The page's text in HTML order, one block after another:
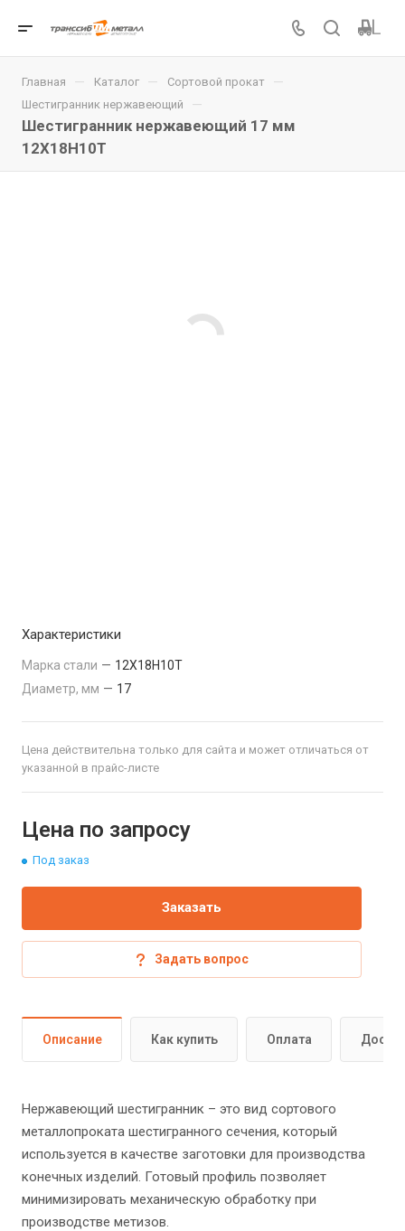
Главная — Каталог — Сортовой прокат —
Шестигранник нержавеющий —
Шестигранник нержавеющий 17 мм
12Х18Н10Т
Характеристики
Марка стали — 12Х18Н10Т
Диаметр, мм — 17
Цена действительна только для сайта и может отличаться от
указанной в прайс-листе
Цена по запросу
Под заказ
Заказать
Задать вопрос
Описание Как купить Оплата
Нержавеющий шестигранник – это вид сортового
металлопроката шестигранного сечения, который
используется в качестве заготовки для производства
конечных изделий. Готовый профиль позволяет
минимизировать механическую обработку при
производстве метизов.